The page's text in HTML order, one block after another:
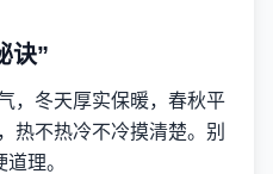
诀”
，冬天厚实保暖，春秋平
热不热冷不冷摸清楚。别
理。